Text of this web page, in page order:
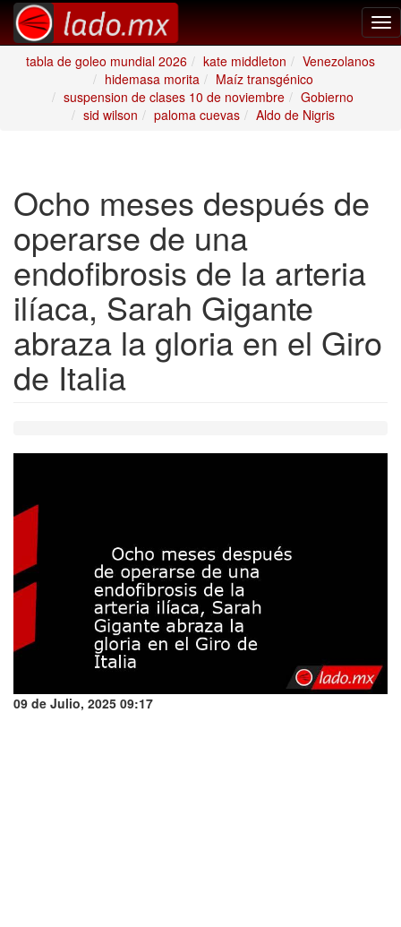
tabla de goleo mundial 2026
kate middleton
Venezolanos
hidemasa morita
Maíz transgénico
suspension de clases 10 de noviembre
Gobierno
sid wilson
paloma cuevas Aldo de Nigris
Ocho meses después de
operarse de una
endofibrosis de la arteria
ilíaca, Sarah Gigante
abraza la gloria en el Giro
de Italia
09 de Julio, 2025 09:17